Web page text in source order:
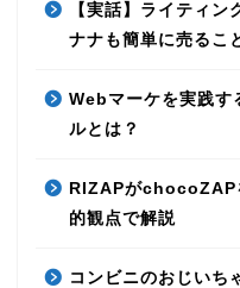
【実話】ライティ
ナナも簡単に売るこ
Webマーケを実践す
ルとは？
RIZAPがchocoZAP
的観点で解説
コンビニのおじいち